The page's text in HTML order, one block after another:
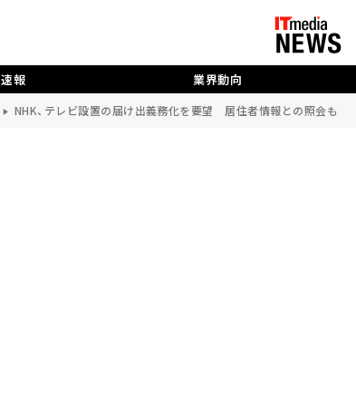
速報 業界動向
NHK、テレビ設置の届け出義務化を要望 居住者情報との照会も